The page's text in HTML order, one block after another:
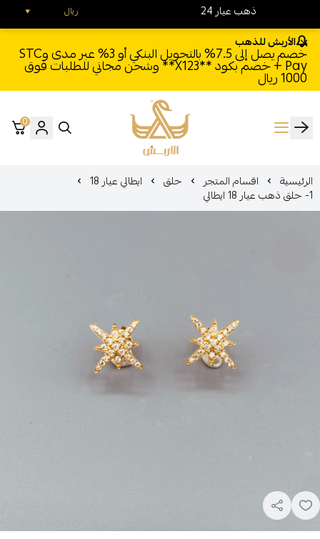
الأربش للذهب
خصم يصل إلى 7.5% بالتحويل البنكي أو 3% عبر مدى وSTC
Pay + خصم بكود **X123** وشحن مجاني للطلبات فوق
1000 ريال
الأربش للذهب
0
الرئيسية اقسام المتجر حلق ايطالي عيار 18
1- حلق ذهب عيار 18 ايطالي
24 ذهب عيار ريال